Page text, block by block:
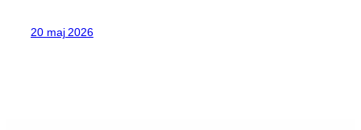
20 maj 2026